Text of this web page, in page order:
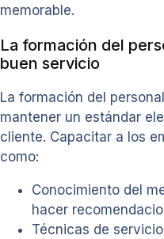
memorable.
La formación del
buen servicio
La formación del
mantener un estándar
cliente. Capacitar a los
como:
Conocimiento del
hacer
Técnicas de